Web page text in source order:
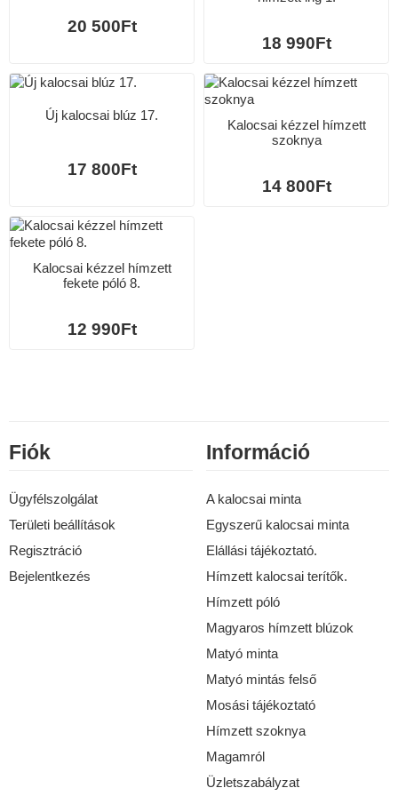
20 500Ft
18 990Ft
Új kalocsai blúz 17.
17 800Ft
Kalocsai kézzel hímzett
szoknya
14 800Ft
Kalocsai kézzel hímzett
fekete póló 8.
12 990Ft
Fiók
Ügyfélszolgálat
Területi beállítások
Regisztráció
Bejelentkezés
Információ
A kalocsai minta
Egyszerű kalocsai minta
Elállási tájékoztató.
Hímzett kalocsai terítők.
Hímzett póló
Magyaros hímzett blúzok
Matyó minta
Matyó mintás felső
Mosási tájékoztató
Hímzett szoknya
Magamról
Üzletszabályzat